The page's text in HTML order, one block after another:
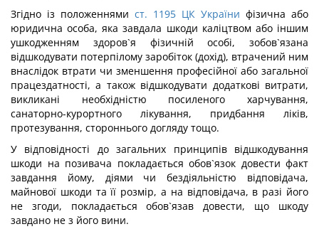
Згідно із положеннями ст. 1195 ЦК України фізична або
юридична особа, яка завдала шкоди каліцтвом або іншим
ушкодженням здоров`я фізичній особі, зобов`язана
відшкодувати потерпілому заробіток (дохід), втрачений ним
внаслідок втрати чи зменшення професійної або загальної
працездатності, а також відшкодувати додаткові витрати,
викликані необхідністю посиленого харчування,
санаторно-курортного лікування, придбання ліків,
протезування, стороннього догляду тощо.
У відповідності до загальних принципів відшкодування
шкоди на позивача покладається обов`язок довести факт
завдання йому, діями чи бездіяльністю відповідача,
майнової шкоди та її розмір, а на відповідача, в разі його
не згоди, покладається обов`язав довести, що шкоду
завдано не з його вини.